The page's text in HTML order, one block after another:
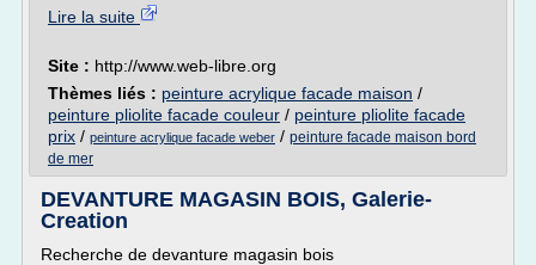
Lire la suite
Site : http://www.web-libre.org
Thèmes liés : peinture acrylique facade maison /
peinture pliolite facade couleur / peinture pliolite facade
prix / peinture acrylique facade weber / peinture facade maison bord
de mer
DEVANTURE MAGASIN BOIS, Galerie-
Creation
Recherche de devanture magasin bois